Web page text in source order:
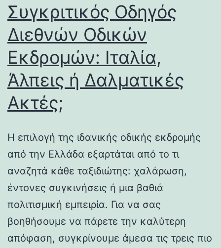
Συγκριτικός Οδηγός
Διεθνών Οδικών
Εκδρομών: Ιταλία,
Άλπεις ή Δαλματικές
Ακτές;
Η επιλογή της ιδανικής οδικής εκδρομής
από την Ελλάδα εξαρτάται από το τι
αναζητά κάθε ταξιδιώτης: χαλάρωση,
έντονες συγκινήσεις ή μια βαθιά
πολιτισμική εμπειρία. Για να σας
βοηθήσουμε να πάρετε την καλύτερη
απόφαση, συγκρίνουμε άμεσα τις τρεις πιο